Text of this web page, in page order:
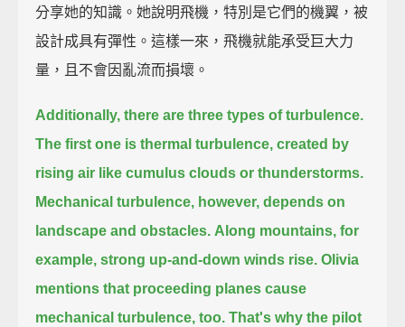
分享她的知識。她說明飛機，特別是它們的機翼，被
設計成具有彈性。這樣一來，飛機就能承受巨大力
量，且不會因亂流而損壞。
Additionally, there are three types of turbulence.
The first one is thermal turbulence, created by
rising air like cumulus clouds or thunderstorms.
Mechanical turbulence, however, depends on
landscape and obstacles. Along mountains, for
example, strong up-and-down winds rise. Olivia
mentions that proceeding planes cause
mechanical turbulence, too. That's why the pilot